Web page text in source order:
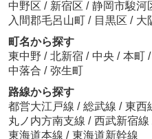
中野区 / 新宿区 / 静岡市駿河
入間郡毛呂山町 / 目黒区 / 大
町名から探す
東中野 / 北新宿 / 中央 / 本町 /
中落合 / 弥生町
路線から探す
都営大江戸線 / 総武線 / 東西
丸ノ内方南支線 / 西武新宿線
東海道本線 / 東海道新幹線